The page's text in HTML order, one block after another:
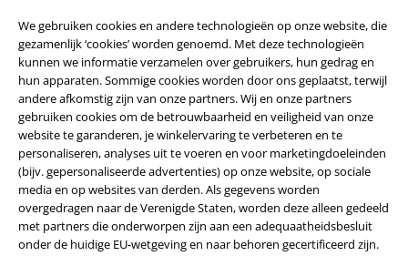
We gebruiken cookies en andere technologieën op onze website, die
gezamenlijk ‘cookies’ worden genoemd. Met deze technologieën
kunnen we informatie verzamelen over gebruikers, hun gedrag en
hun apparaten. Sommige cookies worden door ons geplaatst, terwijl
andere afkomstig zijn van onze partners. Wij en onze partners
gebruiken cookies om de betrouwbaarheid en veiligheid van onze
website te garanderen, je winkelervaring te verbeteren en te
personaliseren, analyses uit te voeren en voor marketingdoeleinden
(bijv. gepersonaliseerde advertenties) op onze website, op sociale
media en op websites van derden. Als gegevens worden
overgedragen naar de Verenigde Staten, worden deze alleen gedeeld
met partners die onderworpen zijn aan een adequaatheidsbesluit
onder de huidige EU-wetgeving en naar behoren gecertificeerd zijn.